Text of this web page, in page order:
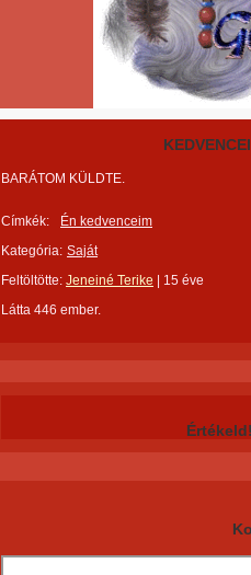
BARÁTOM KÜLDTE.
Címkék:
Én kedvenceim
Kategória: Saját
Feltöltötte: Jeneiné Terike
15 éve
Látta 446 ember.